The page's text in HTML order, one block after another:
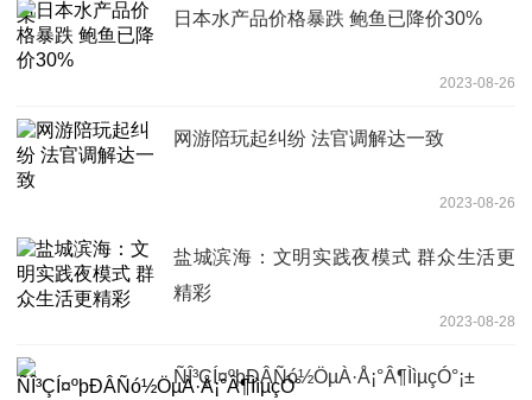
日本水产品价格暴跌 鲍鱼已降价30%
2023-08-26
网游陪玩起纠纷 法官调解达一致
2023-08-26
盐城滨海：文明实践夜模式 群众生活更
精彩
2023-08-28
ÑÎ³ÇÍ¤ºþÐÂÑó½ÖµÀ·Å¡°Â¶ÌìµçÓ°¡±